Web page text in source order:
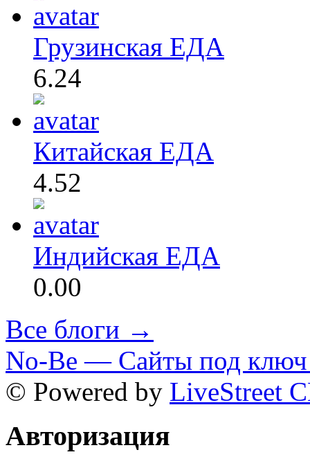
Грузинская ЕДА
6.24
Китайская ЕДА
4.52
Индийская ЕДА
0.00
Все блоги →
No-Be — Сайты под ключ
© Powered by LiveStreet
Авторизация